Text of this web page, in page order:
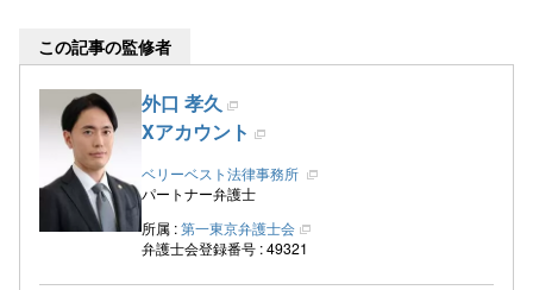
この記事の監修者
外口 孝久
Xアカウント
ベリーベスト法律事務所
パートナー弁護士
所属 :第一東京弁護士会
弁護士会登録番号 : 49321